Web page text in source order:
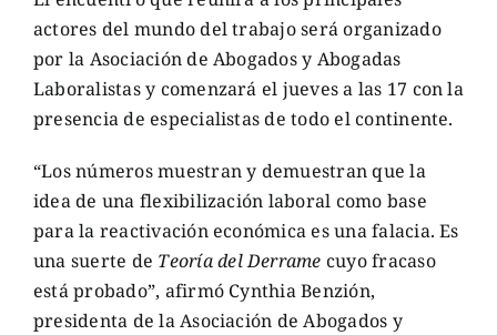
actores del mundo del trabajo será organizado
por la Asociación de Abogados y Abogadas
Laboralistas y comenzará el jueves a las 17 con la
presencia de especialistas de todo el continente.
“Los números muestran y demuestran que la
idea de una flexibilización laboral como base
para la reactivación económica es una falacia. Es
una suerte de Teoría del Derrame cuyo fracaso
está probado”, afirmó Cynthia Benzión,
presidenta de la Asociación de Abogados y